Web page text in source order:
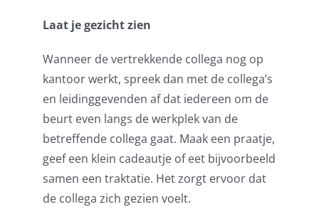
Laat je gezicht zien
Wanneer de vertrekkende collega nog op
kantoor werkt, spreek dan met de collega’s
en leidinggevenden af dat iedereen om de
beurt even langs de werkplek van de
betreffende collega gaat. Maak een praatje,
geef een klein cadeautje of eet bijvoorbeeld
samen een traktatie. Het zorgt ervoor dat
de collega zich gezien voelt.